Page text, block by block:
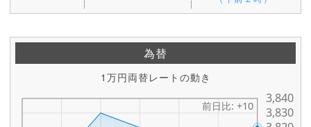
為替
1万円両替レートの動き